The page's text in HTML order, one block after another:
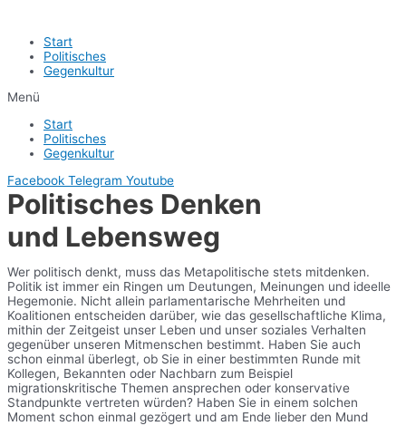
Start
Politisches
Gegenkultur
Menü
Start
Politisches
Gegenkultur
Facebook Telegram Youtube
Politisches Denken
und Lebensweg
Wer politisch denkt, muss das Metapolitische stets mitdenken.
Politik ist immer ein Ringen um Deutungen, Meinungen und ideelle
Hegemonie. Nicht allein parlamentarische Mehrheiten und
Koalitionen entscheiden darüber, wie das gesellschaftliche Klima,
mithin der Zeitgeist unser Leben und unser soziales Verhalten
gegenüber unseren Mitmenschen bestimmt. Haben Sie auch
schon einmal überlegt, ob Sie in einer bestimmten Runde mit
Kollegen, Bekannten oder Nachbarn zum Beispiel
migrationskritische Themen ansprechen oder konservative
Standpunkte vertreten würden? Haben Sie in einem solchen
Moment schon einmal gezögert und am Ende lieber den Mund